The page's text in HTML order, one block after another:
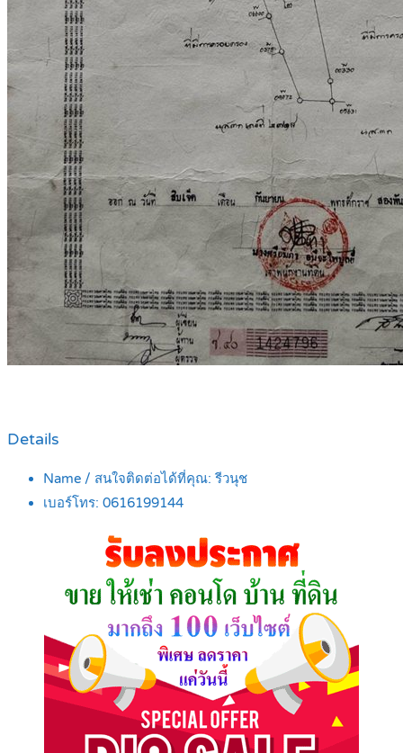
Details
Name / สนใจติดต่อได้ที่คุณ: รีวนุช
เบอร์โทร: 0616199144